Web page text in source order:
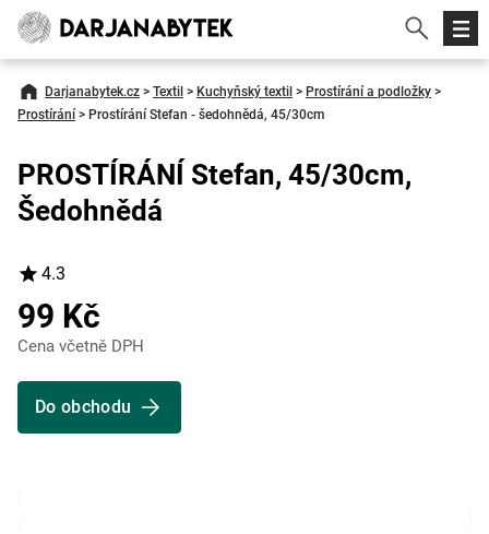
Darjanabytek.cz > Textil > Kuchyňský textil > Prostírání a podložky >
Prostírání > Prostírání Stefan - šedohnědá, 45/30cm
PROSTÍRÁNÍ Stefan, 45/30cm,
Šedohnědá
4.3
99 Kč
Cena včetně DPH
Do obchodu